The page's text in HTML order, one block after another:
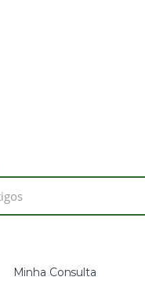
Minha Consulta